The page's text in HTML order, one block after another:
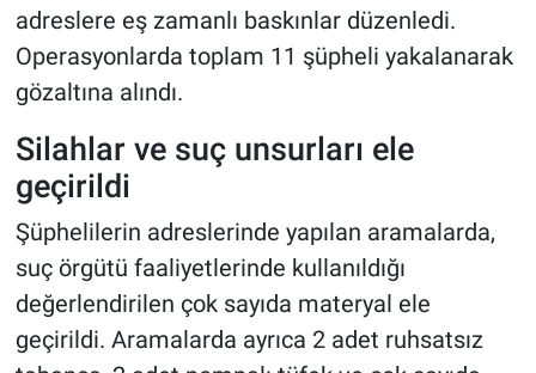
adreslere eş zamanlı baskınlar düzenledi.
Operasyonlarda toplam 11 şüpheli yakalanarak
gözaltına alındı.
Silahlar ve suç unsurları ele
geçirildi
Şüphelilerin adreslerinde yapılan aramalarda,
suç örgütü faaliyetlerinde kullanıldığı
değerlendirilen çok sayıda materyal ele
geçirildi. Aramalarda ayrıca 2 adet ruhsatsız